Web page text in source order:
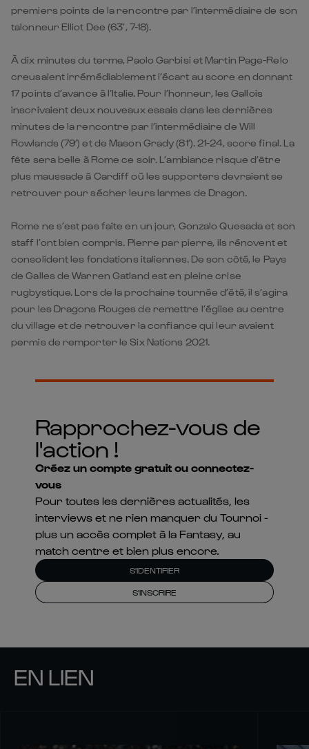
premiers points de la rencontre par l’intermédiaire de son
talonneur Elliot Dee (63’, 7-18).
À dix minutes du terme, Paolo Garbisi et Martin Page-Relo
creusaient irrémédiablement l’écart au score en donnant
17 points d’avance à l’Italie. Pour l’honneur, les Gallois
inscrivaient deux nouveaux essais dans les dernières
minutes de la rencontre par l’intermédiaire de Will
Rowlands (79’) et de Mason Grady (81’). 21-24, score final. La
fête sera belle à Rome ce soir. L’ambiance risque d’être
plus maussade à Cardiff où les supporters devraient se
retrouver pour sécher leurs larmes de Dragon.
Rome ne s’est pas faite en un jour, Gonzalo Quesada et son
staff l’ont bien compris. Pierre par pierre, ils rénovent et
consolident les fondations italiennes. De son côté, le Pays
de Galles de Warren Gatland est en pleine crise
rugbystique. Lors de la prochaine tournée d’été, il s’agira
pour les Dragons Rouges de remettre l’église au centre
du village et de retrouver la confiance qui leur avaient
permis de remporter le Six Nations 2021.
Rapprochez-vous de
l'action !
Créez un compte gratuit ou connectez-
vous
Pour toutes les dernières actualités, les
interviews et ne rien manquer du Tournoi -
plus un accès complet à la Fantasy, au
match centre et bien plus encore.
S'IDENTIFIER
S'INSCRIRE
EN LIEN